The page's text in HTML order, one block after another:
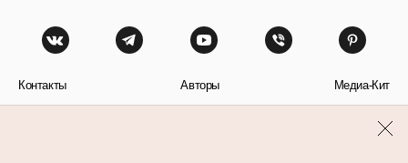
Контакты Авторы Медиа-Кит